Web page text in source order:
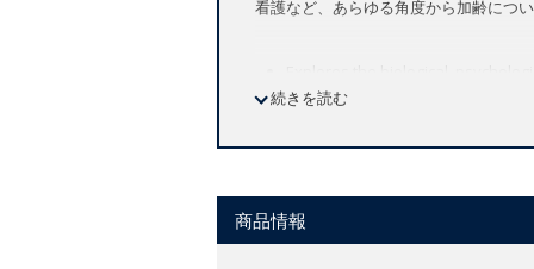
看護など、あらゆる角度から加齢につい
changes
profession for the elderly
cultural, spiritual, and civic affairs
続きを読む
商品情報